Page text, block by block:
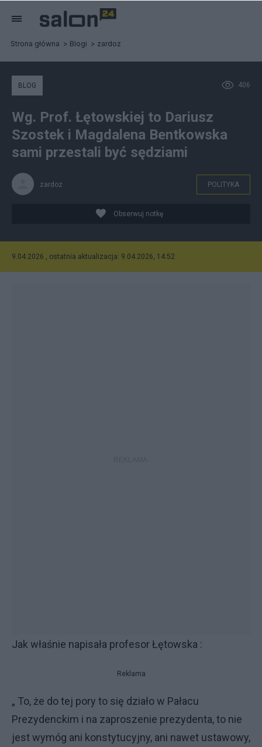
Strona główna Blogi zardoz
406
BLOG
Wg. Prof. Łętowskiej to Dariusz
Szostek i Magdalena Bentkowska
sami przestali być sędziami
zardoz POLITYKA
Obserwuj notkę
9.04.2026 , ostatnia aktualizacja: 9.04.2026, 14:52
Jak właśnie napisała profesor Łętowska :
Reklama
„ To, że do tej pory to się działo w Pałacu
Prezydenckim i na zaproszenie prezydenta, to nie
jest wymóg ani konstytucyjny, ani nawet ustawowy,